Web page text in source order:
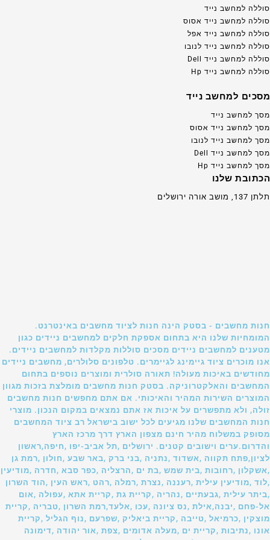
סוללה למחשב נייד
סוללה למחשב נייד אסוס
סוללה למחשב נייד אפל
סוללה למחשב נייד לנובו
סוללה למחשב נייד Dell
סוללה למחשב נייד Hp
מסכים למחשב נייד
מסך למחשב נייד
מסך למחשב נייד אסוס
מסך למחשב נייד לנובו
מסך למחשב נייד Dell
מסך למחשב נייד Hp
הכתובת שלנו
תלתן 137, מושב אורה ירושלים
חנות מחשבים - בסטק הינה חנות לציוד מחשבים באינטרנט.
המומחיות שלנו היא בתחום אספקת חלקים למחשבים ניידים כגון
מטענים למחשבים ניידים מסכים סוללות מקלדות למחשבים ניידים.
אנו מוכרים ציוד גיימינג לגיימרים. טלפונים סלולרים, מחשבים ניידים
מחודשים באיכות מעולה! תאורה סולרית ומוצרים נוספים בתחום
המחשבים והאלקטרוניקה. בסטק חנות מחשבים מומלצת בזכות מגוון
המוצרים השירות המהיר והאיכותי. אם אתם מחפשים חנות מחשבים
זולה, ולא מתפשרים על איכות אז אתם נמצאים במקום הנכון. מוצרי
חנות המחשבים שלנו מגיעים לכל ישוב בישראל רב ציוד המחשבים
מסופק במשלוח מהיר חינם מצפון הארץ דרך מרכז הארץ
והדרום.ערים וישובים קטנים. ירושלים ,תל אביב-יפו ,חיפה,ראשון
לציון,פתח תקווה ,אשדוד ,נתניה ,בני ברק ,באר שבע ,חולון ,רמת גן
,אשקלון ,רחובות ,בית שמש ,בת ים ,הרצליה ,כפר סבא ,חדרה ,מודיעין
,לוד ,מודיעין עילית ,רעננה ,נצרת ,רמלה ,רהט ,ראש העין ,הוד השרון
,ביתר עילית ,גבעתיים ,נהריה ,קריית גת ,קריית אתא ,עפולה ,אום
אל-פחם ,יבנה,אילת ,נס ציונה ,עכו ,אלעד,רמת השרון ,טבריה ,קריית
מוצקין ,כרמיאל ,טייבה ,קריית ביאליק ,שפרעם ,נוף הגליל ,קריית
אונו ,נתיבות ,קריית ים ,מעלה אדומים ,צפת ,אור יהודה ,דימונה